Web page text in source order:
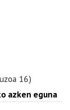
16)
azken eguna